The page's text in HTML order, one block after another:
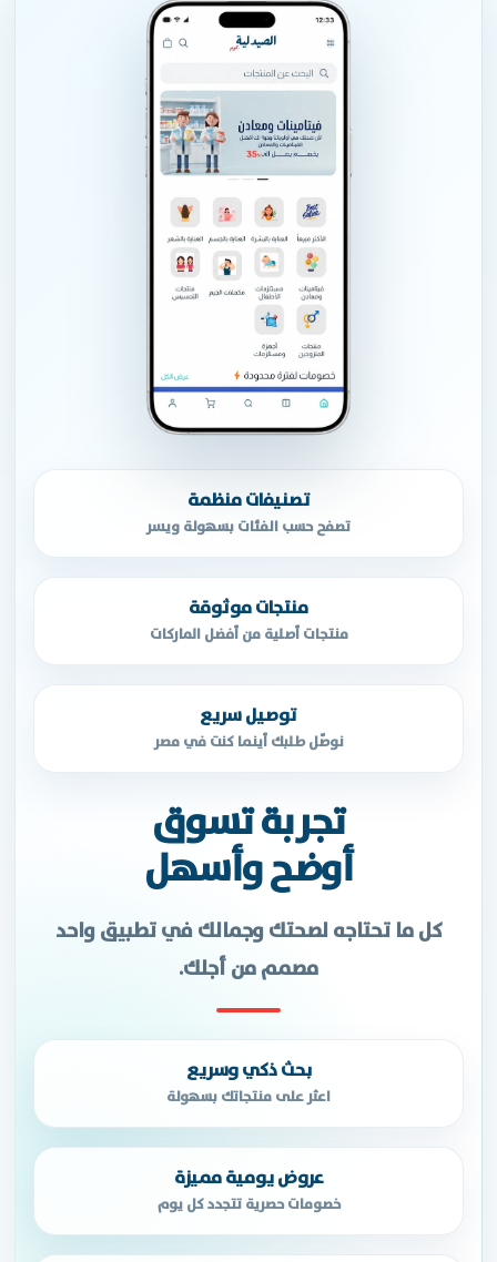
تصنيفات منظمة
تصفح حسب الفئات بسهولة ويسر
منتجات موثوقة
منتجات أصلية من أفضل الماركات
توصيل سريع
نوصّل طلبك أينما كنت في مصر
تجربة تسوق
أوضح وأسهل
كل ما تحتاجه لصحتك وجمالك في تطبيق واحد
مصمم من أجلك.
بحث ذكي وسريع
اعثر على منتجاتك بسهولة
عروض يومية مميزة
خصومات حصرية تتجدد كل يوم